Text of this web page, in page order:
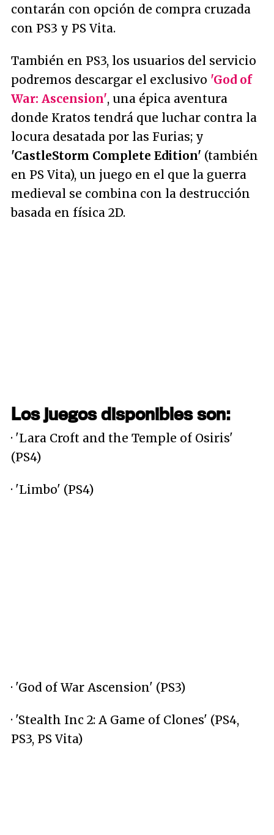
contarán con opción de compra cruzada
con PS3 y PS Vita.
También en PS3, los usuarios del servicio
podremos descargar el exclusivo 'God of
War: Ascension', una épica aventura
donde Kratos tendrá que luchar contra la
locura desatada por las Furias; y
'CastleStorm Complete Edition' (también
en PS Vita), un juego en el que la guerra
medieval se combina con la destrucción
basada en física 2D.
Los juegos disponibles son:
· 'Lara Croft and the Temple of Osiris'
(PS4)
· 'Limbo' (PS4)
· 'God of War Ascension' (PS3)
· 'Stealth Inc 2: A Game of Clones' (PS4,
PS3, PS Vita)